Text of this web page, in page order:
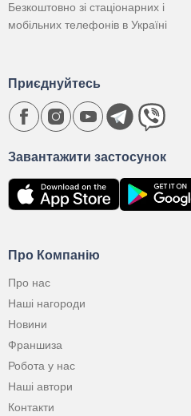
Безкоштовно зі стаціонарних і
мобільних телефонів в Україні
Про Компанію
Про нас
Наші нагороди
Новини
Франшиза
Робота у нас
Наші автори
Контакти
Завантажити застосунок
Приєднуйтесь